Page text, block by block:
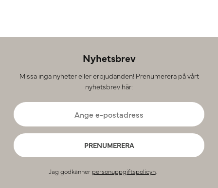
Nyhetsbrev
Missa inga nyheter eller erbjudanden! Prenumerera på vårt
nyhetsbrev här:
PRENUMERERA
Jag godkänner personuppgiftspolicyn.